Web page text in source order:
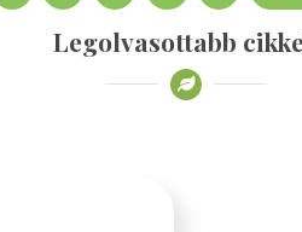
Legolvasottabb